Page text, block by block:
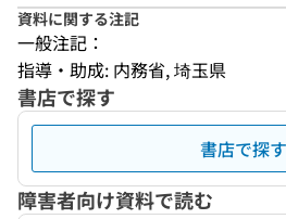
資料に関する注記
一般注記：
指導・助成: 内務省, 埼玉県
書店で探す
書店で探す
障害者向け資料で読む